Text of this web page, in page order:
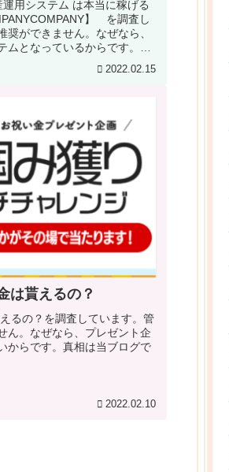
運用システム は本当に稼げる
】 を調査し
ができません。なぜなら、
ムとなっているからです。真
2022.02.15
は貰えるの？
るの？を調査しています。管
ん。なぜなら、プレゼント企
からです。真相は当ブログで
2022.02.10